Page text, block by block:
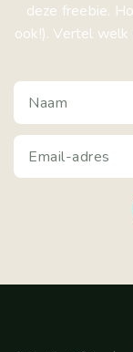
deze freebie.
ook!). Vertel